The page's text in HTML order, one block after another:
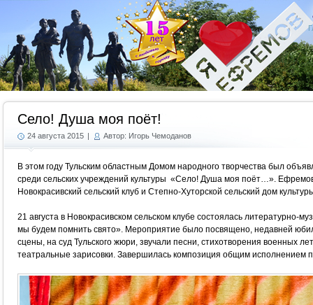
Село! Душа моя поёт!
24 августа 2015 | Автор: Игорь Чемоданов
В этом году Тульским областным Домом народного творчества был
среди сельских учреждений культуры «Село! Душа моя поёт…».
Новокрасивский сельский клуб и Степно-Хуторской сельский дом
21 августа в Новокрасивском сельском клубе состоялась литературно-
мы будем помнить свято». Мероприятие было посвящено, недавней
сцены, на суд Тульского жюри, звучали песни, стихотворения военных
театральные зарисовки. Завершилась композиция общим исполнением